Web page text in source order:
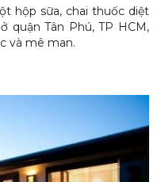
hộp sữa, chai thuốc diệt
quận Tân Phú, TP HCM,
và mê man.